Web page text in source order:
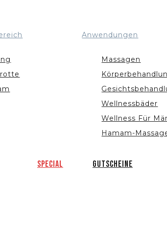
Anwendungen
Massagen
Wellnessbäder
Wellness Für
Hamam-
Special Gutscheine